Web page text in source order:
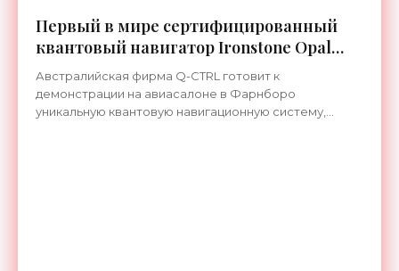
Первый в мире сертифицированный
квантовый навигатор Ironstone Opal
работает без спутников GPS -
«Технологии»
Австралийская фирма Q-CTRL готовит к
демонстрации на авиасалоне в Фарнборо
уникальную квантовую навигационную систему,